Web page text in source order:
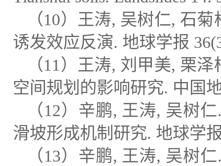
（10）王涛, 吴树仁, 石菊
诱发效应反演. 地球学报
（11 ）王涛, 刘甲美, 栗泽
空间规划的影响研究. 中国
（ 12）辛鹏, 王涛, 吴树仁
滑坡形成机制研究. 地球学
（ 13）辛鹏, 王涛, 吴树仁